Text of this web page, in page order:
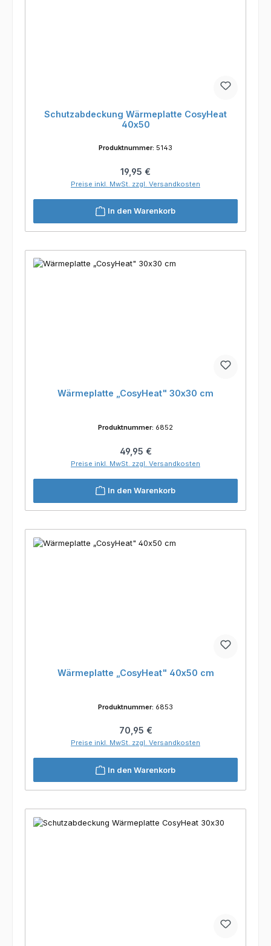
Schutzabdeckung Wärmeplatte CosyHeat
40x50
Produktnummer: 5143
Regulärer Preis:
19,95 €
Preise inkl. MwSt. zzgl. Versandkosten
In den Warenkorb
Wärmeplatte „CosyHeat" 30x30 cm
Produktnummer: 6852
Regulärer Preis:
49,95 €
Preise inkl. MwSt. zzgl. Versandkosten
In den Warenkorb
Wärmeplatte „CosyHeat" 40x50 cm
Produktnummer: 6853
Regulärer Preis:
70,95 €
Preise inkl. MwSt. zzgl. Versandkosten
In den Warenkorb